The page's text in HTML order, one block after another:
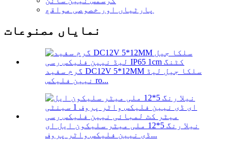
پارٹیاں اور خصوصی مواقع
نمایاں مصنوعات
گرم سفید DC12V 5*12MM سلکا جیل لیڈ
نیین فلیکس ro...
نیلا رنگ 5*12 ملی میٹر سلیکون ایل ای
ڈی نیین فلیکس واٹر پروف...